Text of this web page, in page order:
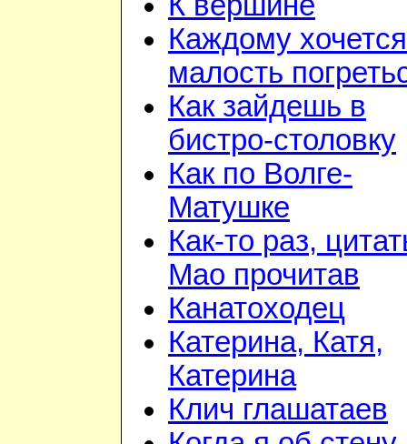
Каждому хочется
малость
Как зайдешь в
бистро-столовку
Как по Волге-
Матушке
Как-то раз,
Мао прочитав
Канатоходец
Катерина, Катя,
Катерина
Клич глашатаев